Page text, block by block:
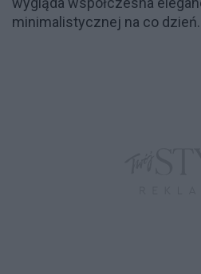
minimalistycznej na co dzień.